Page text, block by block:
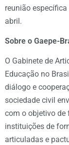
reunião
abril.
Sobre o Gaepe-
O Gabinete de
Educação no
diálogo e
sociedade civil
com o objetivo de
instituições de
articuladas e